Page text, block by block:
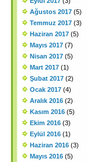
Ağustos 2017 (5)
Temmuz 2017 (3)
Haziran 2017 (5)
Mayıs 2017 (7)
Nisan 2017 (5)
Mart 2017 (1)
Şubat 2017 (2)
Ocak 2017 (4)
Aralık 2016 (2)
Kasım 2016 (5)
Ekim 2016 (3)
Eylül 2016 (1)
Haziran 2016 (3)
Mayıs 2016 (5)